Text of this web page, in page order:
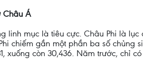
Châu Á
linh mục là tiêu cực. Châu Phi là
chiếm gần một phần ba số chủng
xuống còn 30,436. Năm trước, chỉ